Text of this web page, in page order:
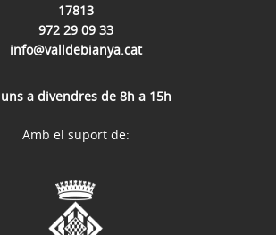
17813
972 29 09 33
info@valldebianya.cat
a divendres de 8h a 15h
Amb el suport de: